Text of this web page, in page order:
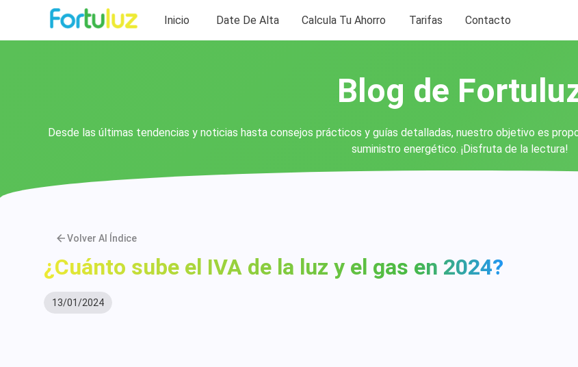
Inicio Date De Alta Calcula Tu Ahorro Tarifas Contacto
Blog de
Desde las últimas tendencias y noticias hasta consejos prácticos y guías detalladas, nuestro objetivo es
suministro energético. ¡Disfruta de la lectura!
Volver Al Índice
¿Cuánto sube el IVA de la luz y el gas en 2024?
13/01/2024